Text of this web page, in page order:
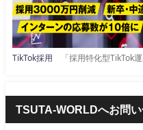
TikTok採用 「採用特化型TikTok
TSUTA-WORLDへお問